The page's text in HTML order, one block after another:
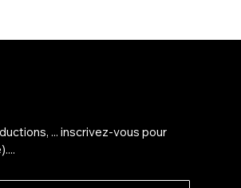
... inscrivez-vous pour